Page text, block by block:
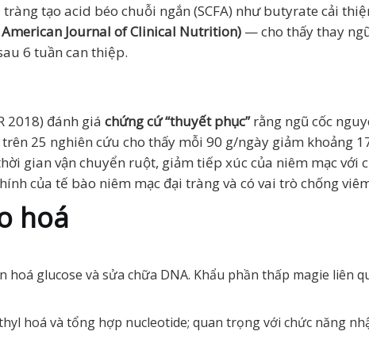
tạo acid béo chuỗi ngắn (SCFA) như butyrate cải
American Journal of Clinical Nutrition) — cho thấy thay
6 tuần can thiệp.
2018) đánh giá chứng cứ “thuyết phục”rằng ngũ cốc
25 nghiên cứu cho thấy mỗi 90 g/ngày giảm khoảng
gian vận chuyển ruột, giảm tiếp xúc của niêm mạc với
của tế bào niêm mạc đại tràng và có vai trò chống
hoá
hoá glucose và sửa chữa DNA. Khẩu phần thấp magie liên
hoá và tổng hợp nucleotide; quan trọng với chức năng